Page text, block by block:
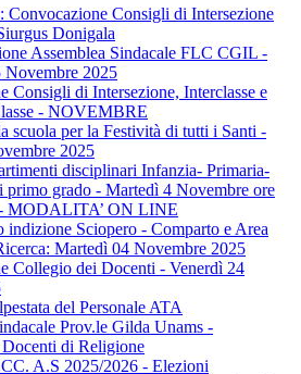
Consigli di Intersezione
Donigala
Assemblea Sindacale FLC CGIL -
2025
Consigli di Intersezione, Interclasse e
- NOVEMBRE
scuola per la Festività di tutti i Santi -
2025
disciplinari Infanzia- Primaria-
primo grado - Martedì 4 Novembre ore
MODALITA’ ON LINE
indizione Sciopero - Comparto e Area
Martedì 04 Novembre 2025
Collegio dei Docenti - Venerdì 24
del Personale ATA
Prov.le Gilda Unams -
di Religione
A.S 2025/2026 - Elezioni